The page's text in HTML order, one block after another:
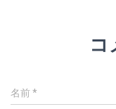
コ
名前*